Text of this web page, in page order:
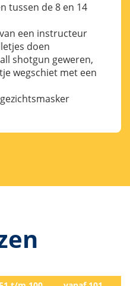
tussen de 8 en 14
een instructeur
doen
shotgun geweren,
wegschiet met een